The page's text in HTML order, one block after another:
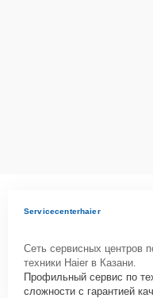
Servicecenterhaier
Сеть сервисных центров
техники Haier в Казани.
Профильный сервис по
сложности с гарантией